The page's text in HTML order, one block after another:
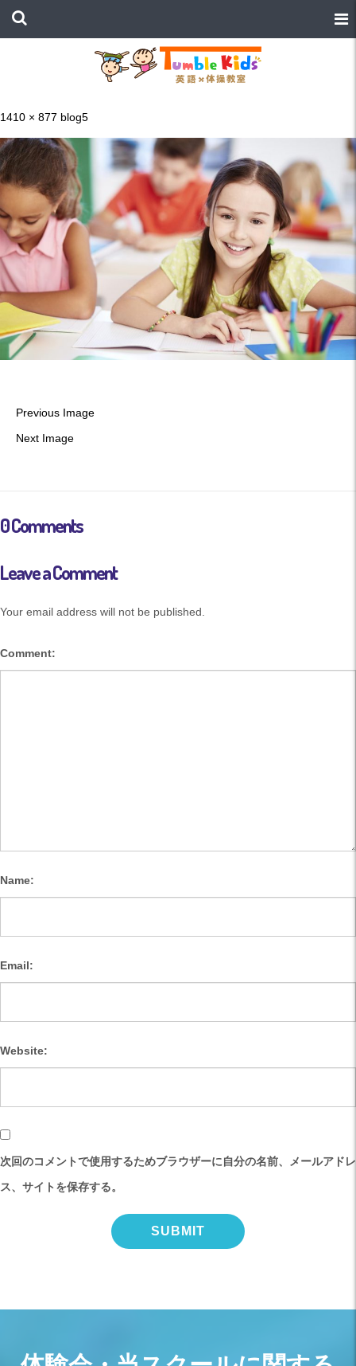
1410 × 877 blog5
Previous Image
Next Image
0 Comments
Leave a Comment
Your email address will not be published.
Comment:
Name:
Email:
Website:
次回のコメントで使用するためブラウザーに自分の名前、メールアドレ
ス、サイトを保存する。